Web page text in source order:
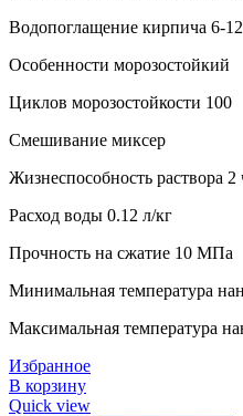
Водопоглащение кирпича 6-
Особенности морозостойкий
Циклов морозостойкости 100
Смешивание миксер
Жизнеспособность раствора 2
Расход воды 0.12 л/кг
Прочность на сжатие 10 МПа
Минимальная температура
Максимальная температура
Избранное
В корзину
Quick view